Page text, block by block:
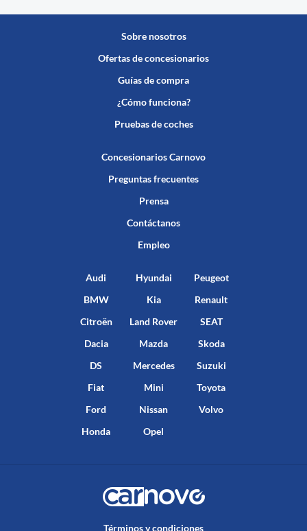
Sobre nosotros
Ofertas de concesionarios
Guías de compra
¿Cómo funciona?
Pruebas de coches
Concesionarios Carnovo
Preguntas frecuentes
Prensa
Contáctanos
Empleo
Audi
BMW
Citroën
Dacia
DS
Fiat
Ford
Honda
Hyundai
Kia
Land Rover
Mazda
Mercedes
Mini
Nissan
Opel
Peugeot
Renault
SEAT
Skoda
Suzuki
Toyota
Volvo
Términos y condiciones